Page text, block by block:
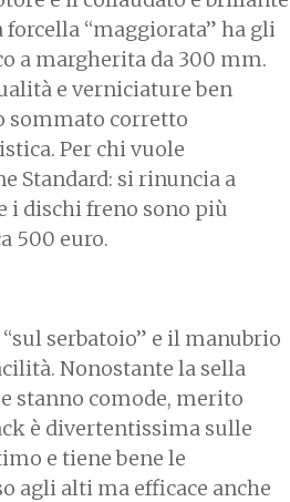
“maggiorata” ha gli
a margherita da 300 mm.
e verniciature ben
sommato corretto
Per chi vuole
Standard: si rinuncia a
i dischi freno sono più
500 euro.
“sul serbatoio” e il manubrio
Nonostante la sella
stanno comode, merito
è divertentissima sulle
e tiene bene le
agli alti ma efficace anche